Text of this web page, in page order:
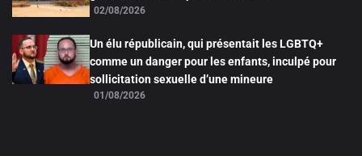
02/08/2026
Un élu républicain, qui présentait les LGBTQ+
comme un danger pour les enfants, inculpé pour
sollicitation sexuelle d’une mineure
01/08/2026